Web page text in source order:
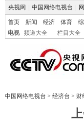
央视网 中国网络电视台
首页 新闻 经济 体育
电视
频道大全 栏目大全
中国网络电视台 > 经济台 > 财